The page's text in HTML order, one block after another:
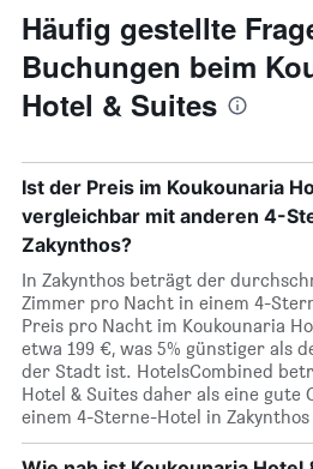
Häufig gestellte
Buchungen beim
Hotel & Suites
Ist der Preis im Koukounaria
vergleichbar mit anderen 4-
Zakynthos?
In Zakynthos beträgt der
Zimmer pro Nacht in einem 4-
Preis pro Nacht im Koukounaria
etwa 199 €, was 5% günstiger als
der Stadt ist. HotelsCombined
Hotel & Suites daher als eine gute
einem 4-Sterne-Hotel in